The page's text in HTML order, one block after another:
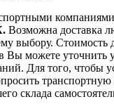
Возможна доставка
выбору. Стоимость
Вы можете уточнить
Для того, чтобы
склада